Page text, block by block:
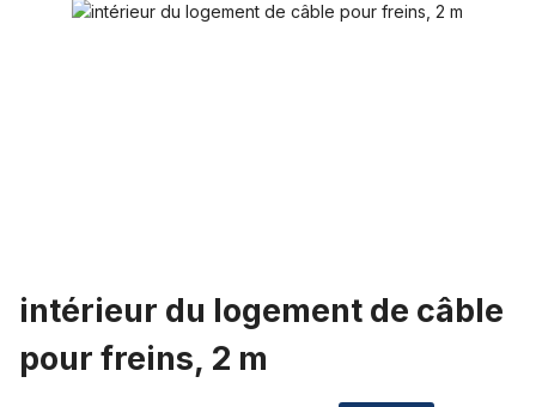
Ignorer la galerie d'images
intérieur du logement de câble
pour freins, 2 m